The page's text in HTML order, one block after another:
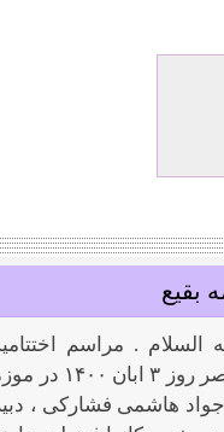
بقیع
السلام . مراسم
مسابقه طراحی آستان مطهر ائمه بقیع علیهم السلام درعصر روز ۳
هاشمی فشارکی ،